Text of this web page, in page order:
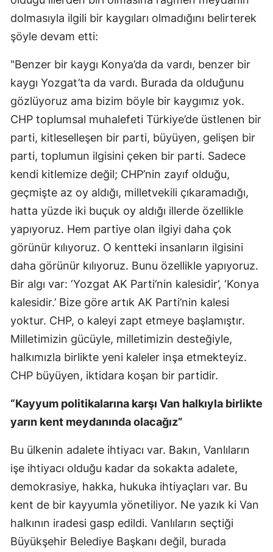
dolmasıyla ilgili bir kaygıları olmadığını belirterek
şöyle devam etti:
"Benzer bir kaygı Konya’da da vardı, benzer bir
kaygı Yozgat’ta da vardı. Burada da olduğunu
gözlüyoruz ama bizim böyle bir kaygımız yok.
CHP toplumsal muhalefeti Türkiye’de üstlenen bir
parti, kitleselleşen bir parti, büyüyen, gelişen bir
parti, toplumun ilgisini çeken bir parti. Sadece
kendi kitlemize değil; CHP’nin zayıf olduğu,
geçmişte az oy aldığı, milletvekili çıkaramadığı,
hatta yüzde iki buçuk oy aldığı illerde özellikle
yapıyoruz. Hem partiye olan ilgiyi daha çok
görünür kılıyoruz. O kentteki insanların ilgisini
daha görünür kılıyoruz. Bunu özellikle yapıyoruz.
Bir algı var: ‘Yozgat AK Parti’nin kalesidir’, ‘Konya
kalesidir.’ Bize göre artık AK Parti’nin kalesi
yoktur. CHP, o kaleyi zapt etmeye başlamıştır.
Milletimizin gücüyle, milletimizin desteğiyle,
halkımızla birlikte yeni kaleler inşa etmekteyiz.
CHP büyüyen, iktidara koşan bir partidir.
“Kayyum politikalarına karşı Van halkıyla birlikte
yarın kent meydanında olacağız”
Bu ülkenin adalete ihtiyacı var. Bakın, Vanlıların
işe ihtiyacı olduğu kadar da sokakta adalete,
demokrasiye, hakka, hukuka ihtiyaçları var. Bu
kent de bir kayyumla yönetiliyor. Ne yazık ki Van
halkının iradesi gasp edildi. Vanlıların seçtiği
Büyükşehir Belediye Başkanı değil, burada